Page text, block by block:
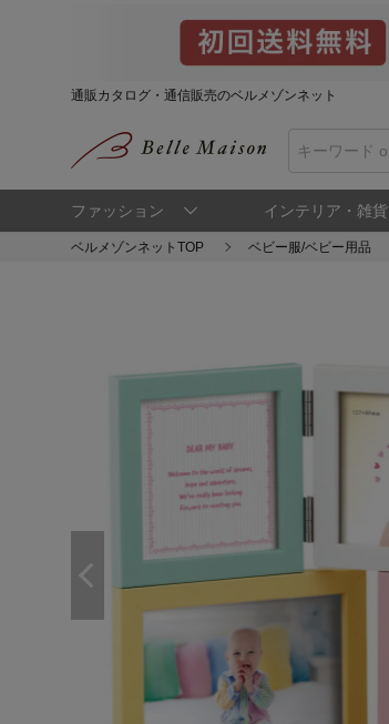
通販カタログ・通信販売のベルメゾンネット
ファッション インテリア・雑貨
ベルメゾンネットTOP ベビー服/ベビー用品